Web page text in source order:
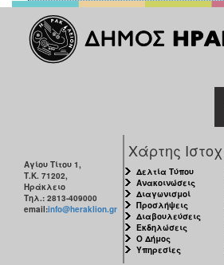
Αγίου Τίτου 1,
Τ.Κ. 71202,
Ηράκλειο
Τηλ.: 2813-409000
email:info@heraklion.gr
Χάρτης
Δελτία Τύπου
Ανακοινώσεις
Διαγωνισμοί
Προσλήψεις
Διαβουλεύσεις
Εκδηλώσεις
Ο Δήμος
Υπηρεσίες